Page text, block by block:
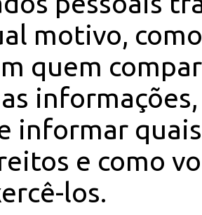
motivo,
quem
informar
e como
los.